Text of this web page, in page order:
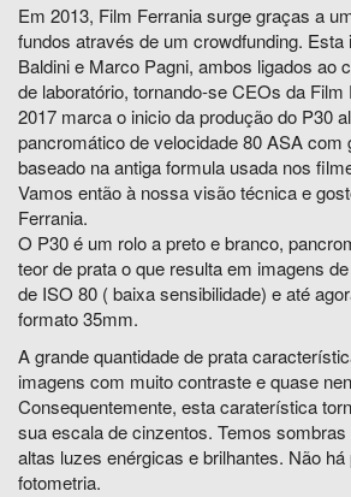
Em 2013, Film Ferrania surge graças a
fundos através de um crowdfunding. Esta
Baldini e Marco Pagni, ambos ligados ao
de laboratório, tornando-se CEOs da Film
2017 marca o inicio da produção do P30
pancromático de velocidade 80 ASA com
baseado na antiga formula usada nos
Vamos então à nossa visão técnica e
Ferrania.
O P30 é um rolo a preto e branco,
teor de prata o que resulta em imagens
de ISO 80 ( baixa sensibilidade) e até
formato 35mm.
A grande quantidade de prata
imagens com muito contraste e quase
Consequentemente, esta caraterística
sua escala de cinzentos. Temos
altas luzes enérgicas e brilhantes. Não
fotometria.